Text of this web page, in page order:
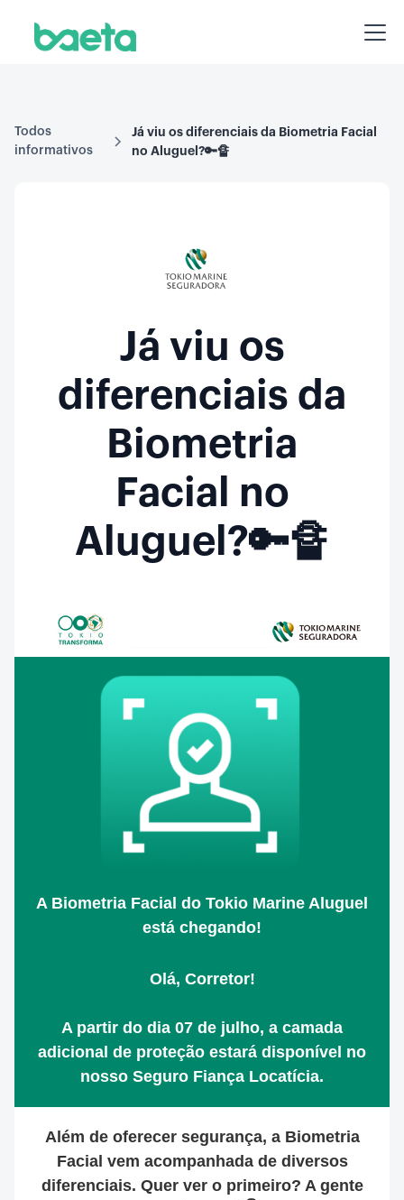
Todos
informativos
Já viu os diferenciais da Biometria Facial
no Aluguel? 🔑 ​ 🔏
Já viu os
diferenciais da
Biometria
Facial no
Aluguel? 🔑 ​ 🔏
A Biometria Facial do Tokio Marine Aluguel
está chegando!
Olá, Corretor!
A partir do dia 07 de julho, a camada
adicional de proteção estará disponível no
nosso Seguro Fiança Locatícia.
Além de oferecer segurança, a Biometria
Facial vem acompanhada de diversos
diferenciais. Quer ver o primeiro? A gente